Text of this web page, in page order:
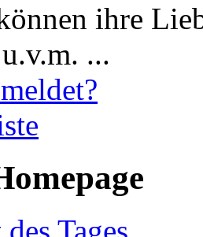
ihre
...
Tages